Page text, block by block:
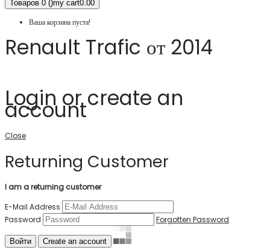
Товаров 0 ()my cart0.00
Ваша корзина пуста!
Renault Trafic от 2014
Login or create an
account
Close
Returning Customer
I am a returning customer
E-Mail Address
Password
Forgotten Password
Войти Create an account